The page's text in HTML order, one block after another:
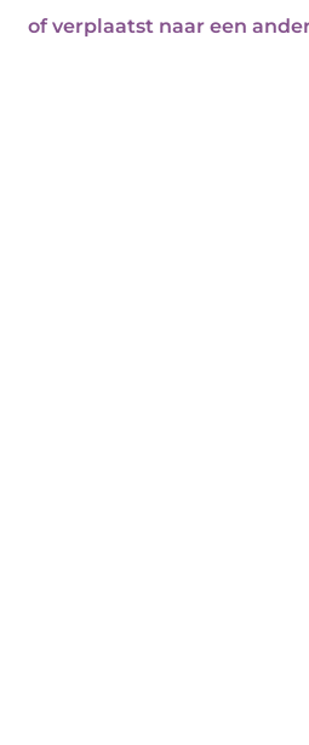
of verplaatst naar een